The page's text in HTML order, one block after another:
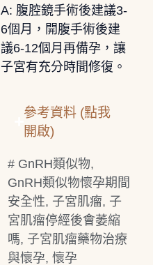
A: 腹腔鏡手術後建議3-
6個月，開腹手術後建
議6-12個月再備孕，讓
子宮有充分時間修復。
參考資料 (點我
開啟)
# GnRH類似物,
GnRH類似物懷孕期間
安全性, 子宮肌瘤, 子
宮肌瘤停經後會萎縮
嗎, 子宮肌瘤藥物治療
與懷孕, 懷孕